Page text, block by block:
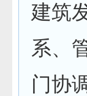
建筑
系、
门协